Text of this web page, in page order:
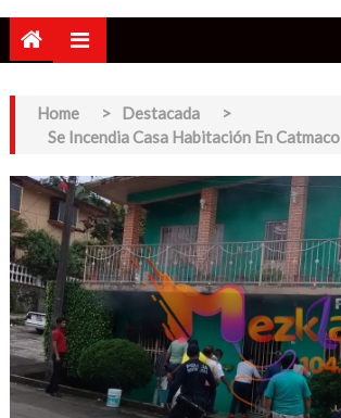
Home > Destacada
>
Se Incendia Casa Habitación En Catmaco